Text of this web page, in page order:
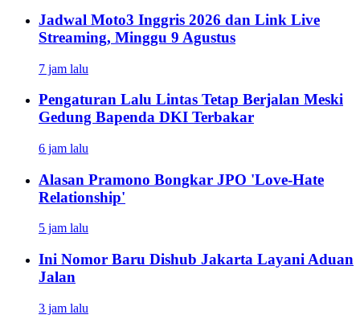
Jadwal Moto3 Inggris 2026 dan Link Live
Streaming, Minggu 9 Agustus
7 jam lalu
Pengaturan Lalu Lintas Tetap Berjalan Meski
Gedung Bapenda DKI Terbakar
6 jam lalu
Alasan Pramono Bongkar JPO 'Love-Hate
Relationship'
5 jam lalu
Ini Nomor Baru Dishub Jakarta Layani Aduan
Jalan
3 jam lalu